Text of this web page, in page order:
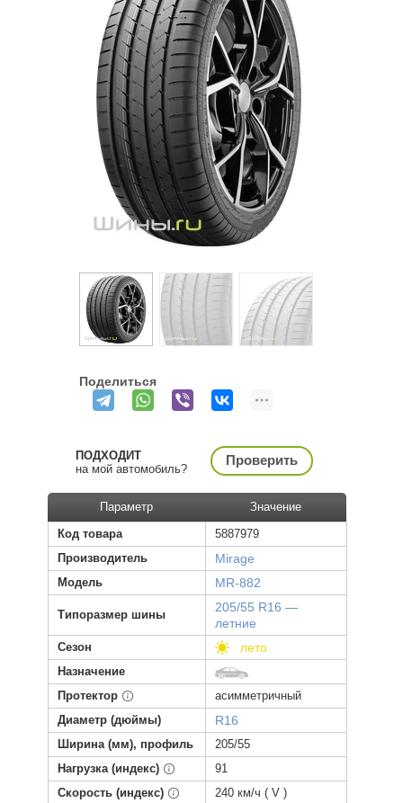
Поделиться
ПОДХОДИТ
на мой автомобиль?
Проверить
Параметр
Значение
Код товара
5887979
Производитель
Mirage
Модель MR-882
Типоразмер шины
205/55 R16 —
летние
Сезон лето
Назначение
Протектор
асимметричный
Диаметр (дюймы)
R16
Ширина (мм), профиль
205/55
Нагрузка (индекс)
91
Скорость (индекс)
240 км/ч ( V )